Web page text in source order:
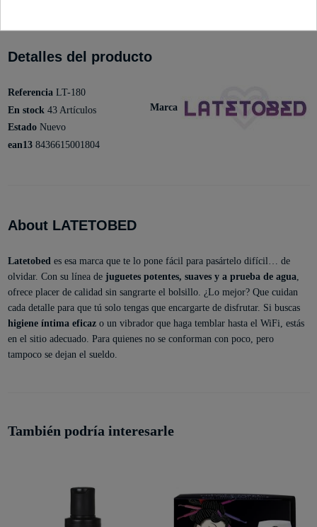
Detalles del producto
Marca
Referencia LT-180
En stock 43 Artículos
Estado Nuevo
ean13 8436615001804
About LATETOBED
Latetobedes esa marca que te lo pone fácil para pasártelo difícil… de
olvidar. Con su línea de juguetes potentes, suaves y a prueba de agua,
ofrece placer de calidad sin sangrarte el bolsillo. ¿Lo mejor? Que cuidan
cada detalle para que tú solo tengas que encargarte de disfrutar. Si buscas
higiene íntima eficazo un vibrador que haga temblar hasta el WiFi, estás
en el sitio adecuado. Para quienes no se conforman con poco, pero
tampoco se dejan el sueldo.
También podría interesarle